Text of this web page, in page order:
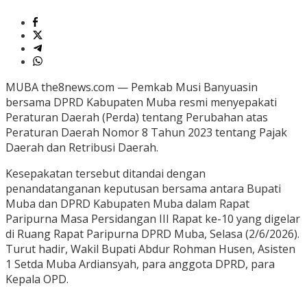
MUBA the8news.com — Pemkab Musi Banyuasin
bersama DPRD Kabupaten Muba resmi menyepakati
Peraturan Daerah (Perda) tentang Perubahan atas
Peraturan Daerah Nomor 8 Tahun 2023 tentang Pajak
Daerah dan Retribusi Daerah.
Kesepakatan tersebut ditandai dengan
penandatanganan keputusan bersama antara Bupati
Muba dan DPRD Kabupaten Muba dalam Rapat
Paripurna Masa Persidangan III Rapat ke-10 yang digelar
di Ruang Rapat Paripurna DPRD Muba, Selasa (2/6/2026).
Turut hadir, Wakil Bupati Abdur Rohman Husen, Asisten
1 Setda Muba Ardiansyah, para anggota DPRD, para
Kepala OPD.